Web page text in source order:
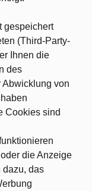
gespeichert
(Third-Party-
Ihnen die
des
Abwicklung von
Cookies sind
die Anzeige
dazu, das